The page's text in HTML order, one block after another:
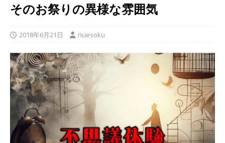
そのお祭りの異様な雰囲気
2018年6月21日 nuesoku